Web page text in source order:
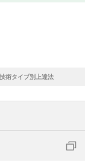
術タイプ別上達法